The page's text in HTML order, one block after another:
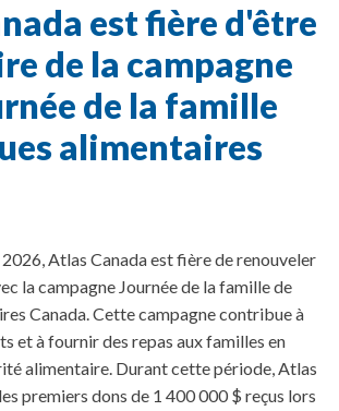
est fière d'être
de la campagne
de la famille
alimentaires
Atlas Canada est fière de renouveler
la campagne Journée de la famille de
Canada. Cette campagne contribue à
et à fournir des repas aux familles en
alimentaire. Durant cette période, Atlas
premiers dons de 1 400 000 $ reçus lors